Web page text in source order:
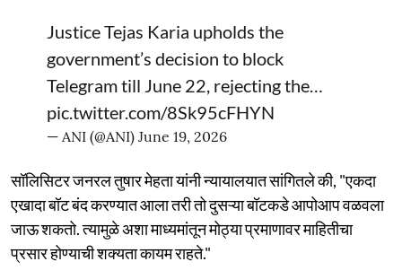
Justice Tejas Karia upholds the
government’s decision to block
Telegram till June 22, rejecting the…
pic.twitter.com/8Sk95cFHYN
— ANI (@ANI) June 19, 2026
सॉलिसिटर जनरल तुषार मेहता यांनी न्यायालयात सांगितले की, "एकदा
एखादा बॉट बंद करण्यात आला तरी तो दुसऱ्या बॉटकडे आपोआप वळवला
जाऊ शकतो. त्यामुळे अशा माध्यमांतून मोठ्या प्रमाणावर माहितीचा
प्रसार होण्याची शक्यता कायम राहते."